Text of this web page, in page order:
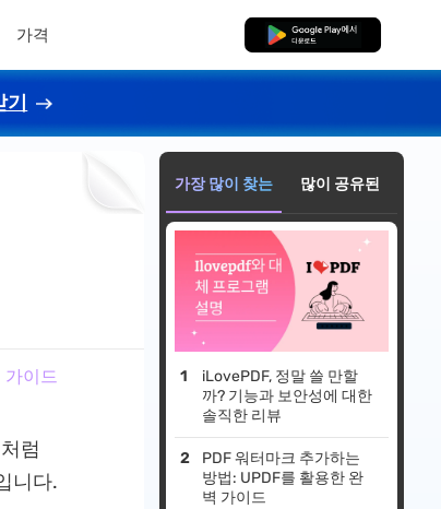
가격 무료로 다운로드
기
가이드
럼
니다.
가장 많이 찾는 많이 공유된
iLovePDF, 정말 쓸 만할
까? 기능과 보안성에 대한
솔직한 리뷰
PDF 워터마크 추가하는
방법: UPDF를 활용한 완
벽 가이드